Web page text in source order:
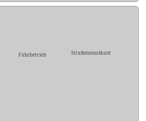
Fährbetrieb Straßenmusikant